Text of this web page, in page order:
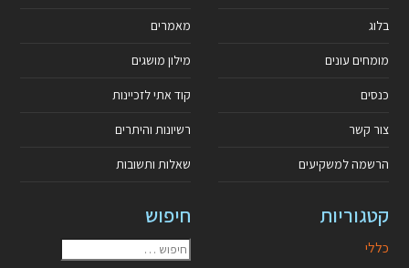
בלוג
מומחים עונים
כנסים
צור קשר
הרשמה למשקיעים
מאמרים
מילון מושגים
קוד אתי לזכיינות
רשיונות והיתרים
שאלות ותשובות
קטגוריות
כללי
חיפוש